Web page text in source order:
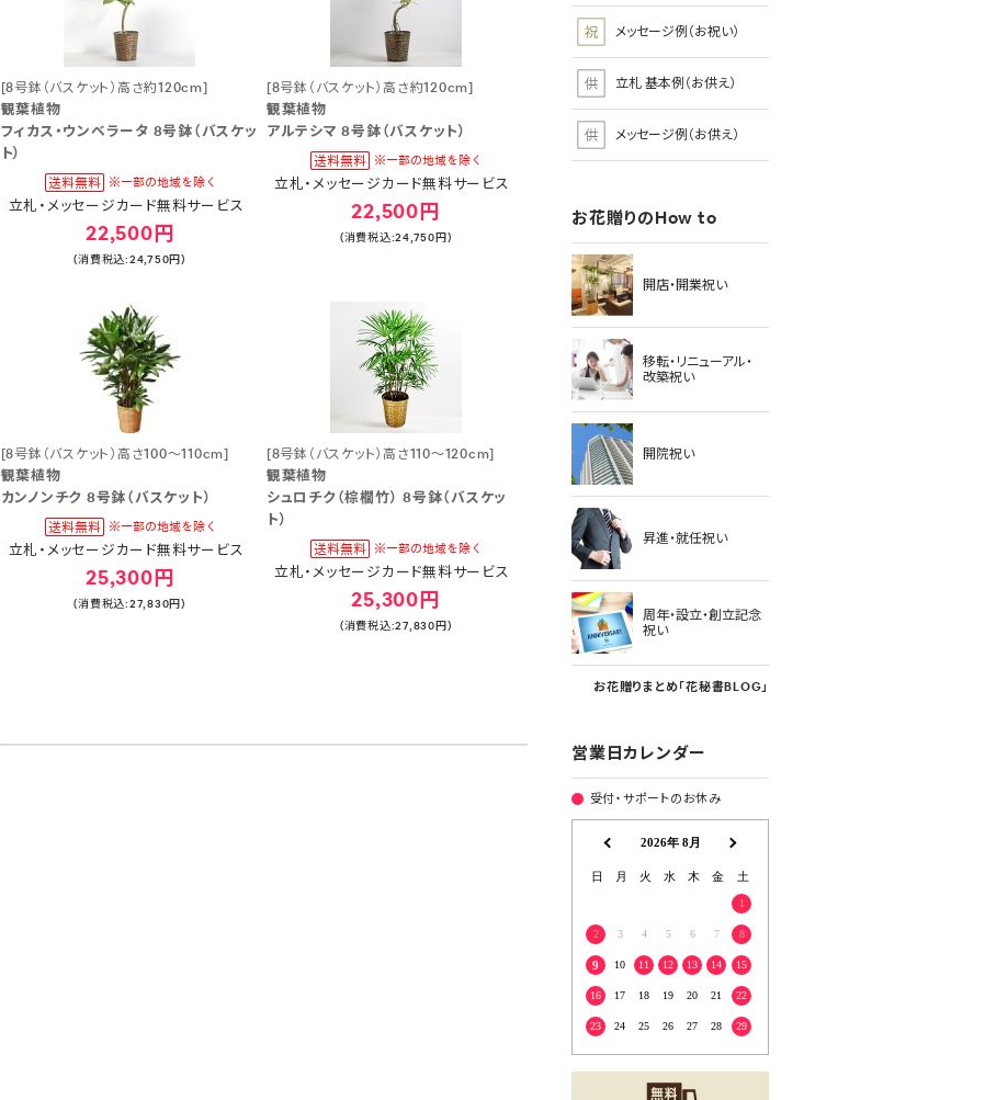
[8号鉢（バスケット）高さ約120cm]
観葉植物
フィカス・ウンベラータ 8号鉢（バスケッ
ト）
立札・メッセージカード無料サービス
22,500円
(消費税込:24,750円)
[8号鉢（バスケット）高さ約120cm]
観葉植物
アルテシマ 8号鉢（バスケット）
立札・メッセージカード無料サービス
22,500円
(消費税込:24,750円)
[8号鉢（バスケット）高さ100～110cm]
観葉植物
カンノンチク 8号鉢（バスケット）
立札・メッセージカード無料サービス
25,300円
(消費税込:27,830円)
[8号鉢（バスケット）高さ110～120cm]
観葉植物
シュロチク（棕櫚竹） 8号鉢（バスケッ
ト）
立札・メッセージカード無料サービス
25,300円
(消費税込:27,830円)
メッセージ例（お祝い）
立札 基本例（お供え）
メッセージ例（お供え）
お花贈りのHow to
開店・開業祝い
移転・リニューアル・
改築祝い
開院祝い
昇進・就任祝い
周年・設立・創立記念
祝い
お花贈りまとめ「花秘書BLOG」
営業日カレンダー
受付・サポートのお休み